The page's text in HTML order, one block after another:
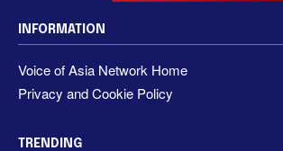
INFORMATION
Voice of Asia Network Home
Privacy and Cookie Policy
TRENDING